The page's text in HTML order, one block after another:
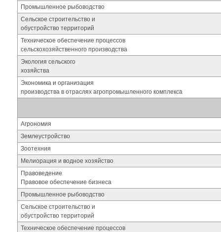
Промышленное рыбоводство
Сельское строительство и
обустройство территорий
Техническое обеспечение процессов
сельскохозяйственного производства
Экология сельского
хозяйства
Экономика и организация
производства в отраслях агропромышленного комплекса
Агрономия
Землеустройство
Зоотехния
Мелиорация и водное хозяйство
Правоведение
Правовое обеспечение бизнеса
Промышленное рыбоводство
Сельское строительство и
обустройство территорий
Техническое обеспечение процессов